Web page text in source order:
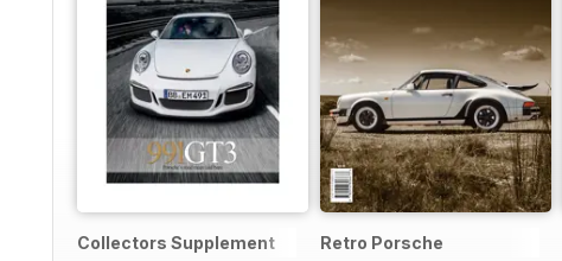
Collectors Supplement Retro Porsche